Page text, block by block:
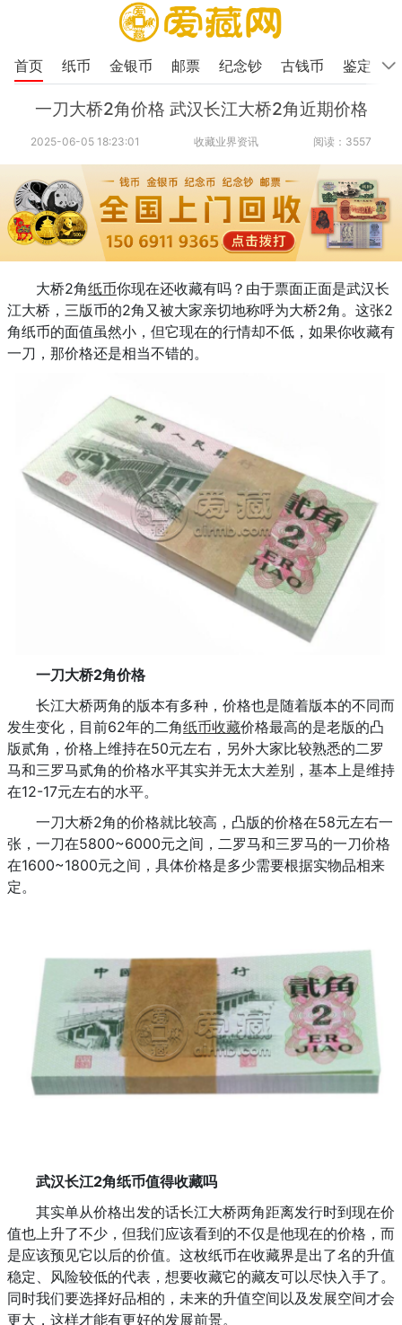
首页 纸币 金银币 邮票 纪念钞 古钱币 鉴定
一刀大桥2角价格 武汉长江大桥2角近期价格
2025-06-05 18:23:01 收藏业界资讯 阅读：3557
大桥2角纸币你现在还收藏有吗？由于票面正面是武汉长
江大桥，三版币的2角又被大家亲切地称呼为大桥2角。这张2
角纸币的面值虽然小，但它现在的行情却不低，如果你收藏有
一刀，那价格还是相当不错的。
一刀大桥2角价格
长江大桥两角的版本有多种，价格也是随着版本的不同而
发生变化，目前62年的二角纸币收藏价格最高的是老版的凸
版贰角，价格上维持在50元左右，另外大家比较熟悉的二罗
马和三罗马贰角的价格水平其实并无太大差别，基本上是维持
在12-17元左右的水平。
一刀大桥2角的价格就比较高，凸版的价格在58元左右一
张，一刀在5800~6000元之间，二罗马和三罗马的一刀价格
在1600~1800元之间，具体价格是多少需要根据实物品相来
定。
武汉长江2角纸币值得收藏吗
其实单从价格出发的话长江大桥两角距离发行时到现在价
值也上升了不少，但我们应该看到的不仅是他现在的价格，而
是应该预见它以后的价值。这枚纸币在收藏界是出了名的升值
稳定、风险较低的代表，想要收藏它的藏友可以尽快入手了。
同时我们要选择好品相的，未来的升值空间以及发展空间才会
更大，这样才能有更好的发展前景。